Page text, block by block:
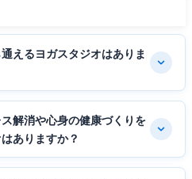
えるヨガスタジオはありま
解消や心身の健康づくりを
ありますか？